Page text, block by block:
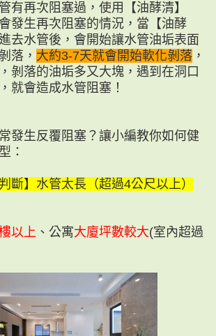
有再次阻塞過，使用【油酵清】
發生再次阻塞的情況，當【油酵
去水管後，會開始讓水管油垢表面
落， 大約3-7天就會開始軟化剝落 ，
剝落的油垢多又大塊，遇到在洞口
就會造成水管阻塞！
發生反覆阻塞？讓小編教你如何健
：
斷】水管太長（超過4公尺以上）
以上 、公寓大廈坪數較大(室內超過